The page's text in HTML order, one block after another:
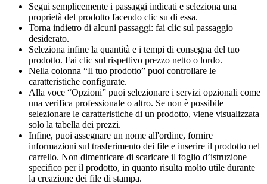
Segui semplicemente i passaggi indicati e seleziona una
proprietà del prodotto facendo clic su di essa.
Torna indietro di alcuni passaggi: fai clic sul passaggio
desiderato.
Seleziona infine la quantità e i tempi di consegna del tuo
prodotto. Fai clic sul rispettivo prezzo netto o lordo.
Nella colonna “Il tuo prodotto” puoi controllare le
caratteristiche configurate.
Alla voce “Opzioni” puoi selezionare i servizi opzionali come
una verifica professionale o altro. Se non è possibile
selezionare le caratteristiche di un prodotto, viene visualizzata
solo la tabella dei prezzi.
Infine, puoi assegnare un nome all'ordine, fornire
informazioni sul trasferimento dei file e inserire il prodotto nel
carrello. Non dimenticare di scaricare il foglio d’istruzione
specifico per il prodotto, in quanto risulta molto utile durante
la creazione dei file di stampa.